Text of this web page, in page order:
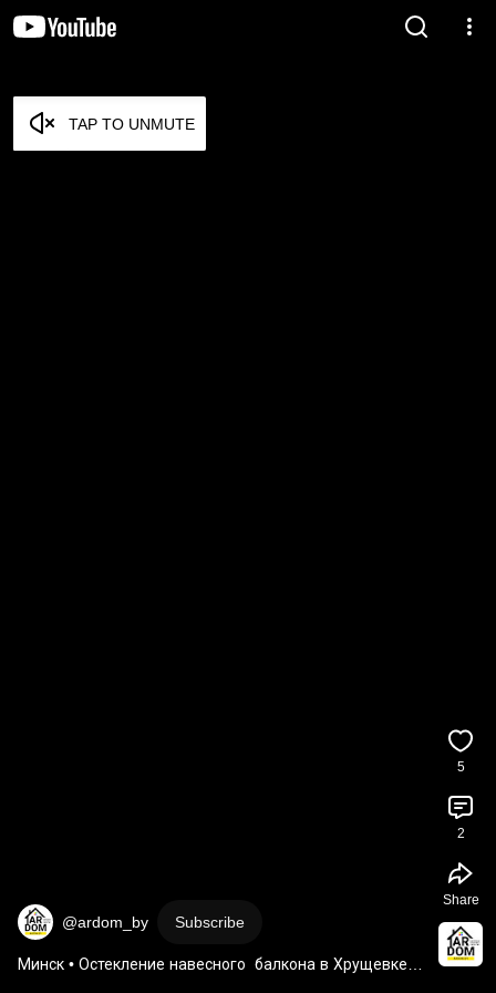
TAP TO UNMUTE
@ardom_by Subscribe
Минск • Остекление навесного  балкона в Хрущевке
5
2
Share